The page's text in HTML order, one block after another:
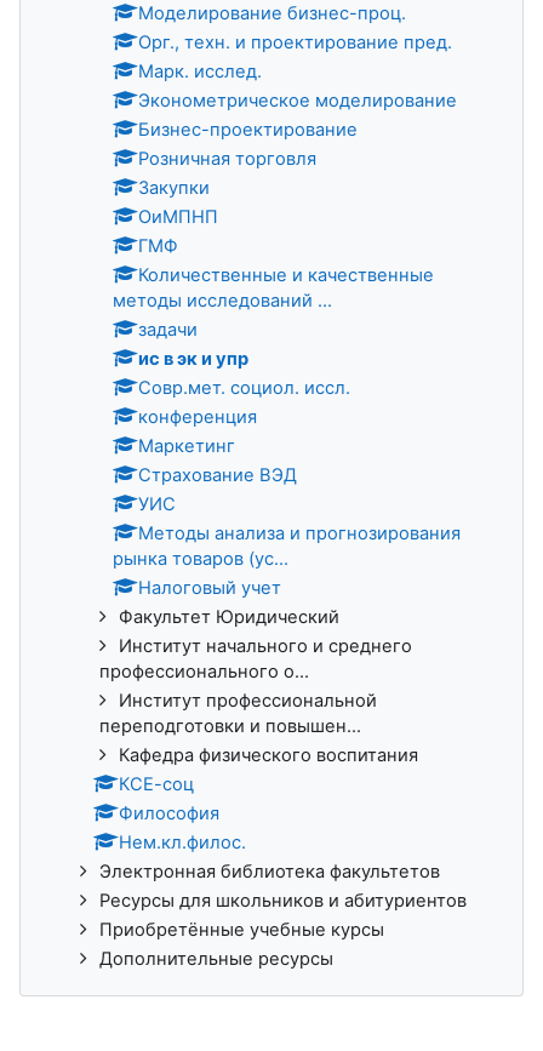
Моделирование бизнес-проц.
Орг., техн. и проектирование пред.
Марк. исслед.
Эконометрическое моделирование
Бизнес-проектирование
Розничная торговля
Закупки
ОиМПНП
ГМФ
Количественные и качественные
методы исследований ...
задачи
ис в эк и упр
Совр.мет. социол. иссл.
конференция
Маркетинг
Страхование ВЭД
УИС
Методы анализа и прогнозирования
рынка товаров (ус...
Налоговый учет
Факультет Юридический
Институт начального и среднего
профессионального о...
Институт профессиональной
переподготовки и повышен...
Кафедра физического воспитания
КСЕ-соц
Философия
Нем.кл.филос.
Электронная библиотека факультетов
Ресурсы для школьников и абитуриентов
Приобретённые учебные курсы
Дополнительные ресурсы